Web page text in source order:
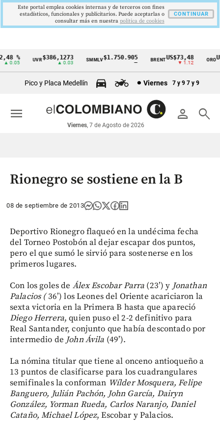
Cintillo
económicos
Colombia
%
0.05
UVR$386,1273
▲ 0.03
SMMLV$1.750.905 BRENTUS$73,48
▼ 1.12
ORO
Pico y Placa Medellín Viernes 7 y 9 7 y 9
person search
Viernes, 7 de Agosto de 2026
menu
Rionegro se sostiene en la B
08 de septiembre de 2013
Deportivo Rionegro flaqueó en la undécima fecha
del Torneo Postobón al dejar escapar dos puntos,
pero el que sumó le sirvió para sostenerse en los
primeros lugares.
Con los goles de Álex Escobar Parra (23’) y Jonathan
Palacios (36’) los Leones del Oriente acariciaron la
sexta victoria en la Primera B hasta que apareció
Diego Herrera, quien puso el 2-2 definitivo para
Real Santander, conjunto que había descontado por
intermedio de John Ávila (49’).
La nómina titular que tiene al onceno antioqueño a
13 puntos de clasificarse para los cuadrangulares
semifinales la conforman Wílder Mosquera, Felipe
Banguero, Julián Pachón, John García, Dairyn
González, Yorman Rueda, Carlos Naranjo, Daniel
Cataño, Michael López, Escobar y Palacios.
Este portal emplea cookies internas y de terceros con fines
estadísticos, funcionales y publicitarios. Puede aceptarlas o
consultar más en nuestra politica de cookies
CONTINUAR